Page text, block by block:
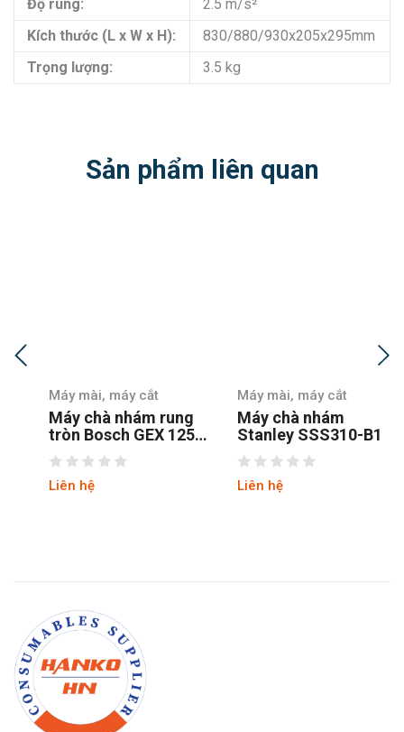
Độ rung:
2.5 m/s²
Kích thước (L x W x H):
830/880/930x205x295mm
Trọng lượng:
3.5 kg
Sản phẩm liên quan
Máy mài, máy cắt
Máy chà nhám rung
tròn Bosch GEX 125-1
Liên hệ
Máy mài, máy cắt
Máy chà nhám
Stanley SSS310-B1
Liên hệ